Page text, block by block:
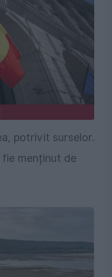
potrivit surselor.
menținut de